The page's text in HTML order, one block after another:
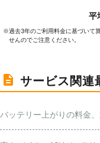
平
※過去3年のご利⽤料⾦に基づいて
せんのでご注意ください。
サービス関連
バッテリー上がりの料金